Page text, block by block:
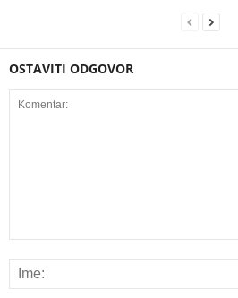
OSTAVITI ODGOVOR